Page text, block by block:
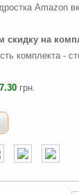
Amazon
скидку на
комплекта -
грн.